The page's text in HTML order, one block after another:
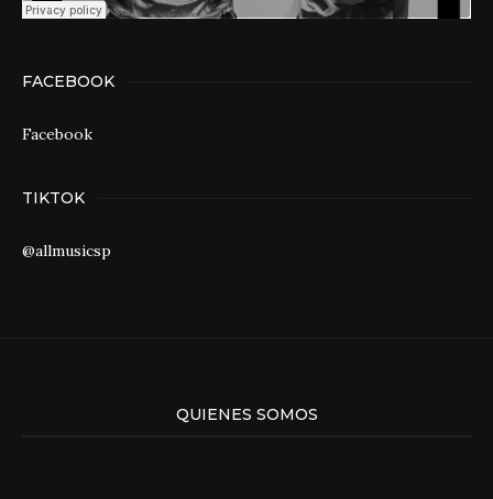
FACEBOOK
Facebook
TIKTOK
@allmusicsp
QUIENES SOMOS